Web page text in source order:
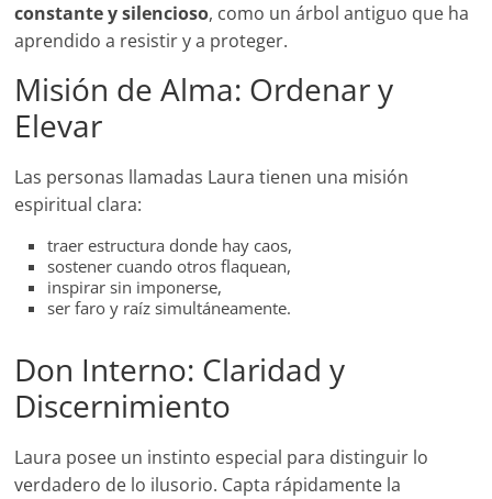
constante y silencioso, como un árbol antiguo que ha
aprendido a resistir y a proteger.
Misión de Alma: Ordenar y
Elevar
Las personas llamadas Laura tienen una misión
espiritual clara:
traer estructura donde hay caos,
sostener cuando otros flaquean,
inspirar sin imponerse,
ser faro y raíz simultáneamente.
Don Interno: Claridad y
Discernimiento
Laura posee un instinto especial para distinguir lo
verdadero de lo ilusorio. Capta rápidamente la